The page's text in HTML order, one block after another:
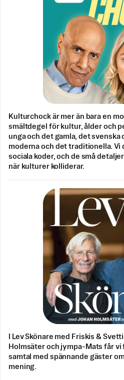
Kulturchock är mer än bara en
smältdegel för kultur, ålder och
unga och det gamla, det svenska
moderna och det traditionella. Vi
sociala koder, och de små
när kulturer kolliderar.
I Lev Skönare med Friskis &
Holmsäter och jympa-Mats får
samtal med spännande gäster
mening.